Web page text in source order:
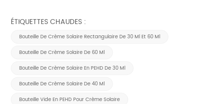
ÉTIQUETTES CHAUDES :
Bouteille De Crème Solaire Rectangulaire De 30 Ml Et 60 Ml
Bouteille De Crème Solaire De 60 Ml
Bouteille De Crème Solaire En PEHD De 30 Ml
Bouteille De Crème Solaire De 40 Ml
Bouteille Vide En PEHD Pour Crème Solaire